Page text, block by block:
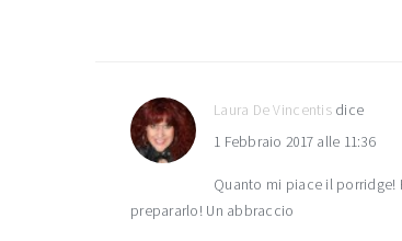
Laura De Vincentis dice
1 Febbraio 2017 alle 11:36
Quanto mi piace il porridge!
prepararlo! Un abbraccio